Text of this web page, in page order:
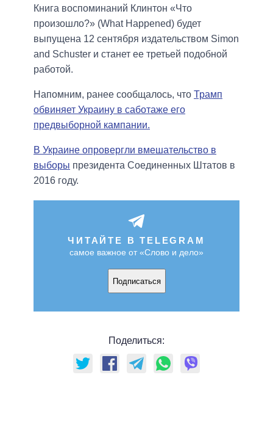
Книга воспоминаний Клинтон «Что
произошло?» (What Happened) будет
выпущена 12 сентября издательством Simon
and Schuster и станет ее третьей подобной
работой.
Напомним, ранее сообщалось, что Трамп
обвиняет Украину в саботаже его
предвыборной кампании.
В Украине опровергли вмешательство в
выборы президента Соединенных Штатов в
2016 году.
ЧИТАЙТЕ В TELEGRAM
самое важное от «Слово и дело»
Подписаться
Поделиться: